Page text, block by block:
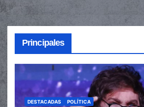
Principales
DESTACADAS POLÍTICA